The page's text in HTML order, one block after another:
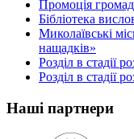
Промоція
Бібліотека
Миколаївські
нащадків»
Розділ в стадії
Розділ в стадії
Наші партнери